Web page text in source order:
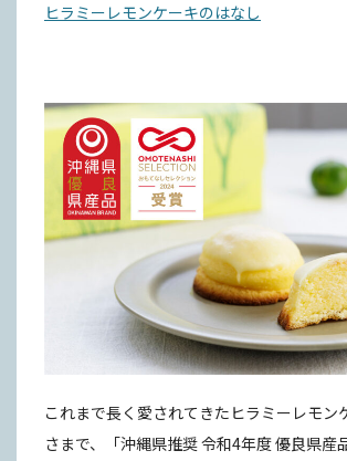
ヒラミーレモンケーキのはなし
これまで長く愛されてきたヒラミーレモン
さまで、「沖縄県推奨 令和4年度 優良県産